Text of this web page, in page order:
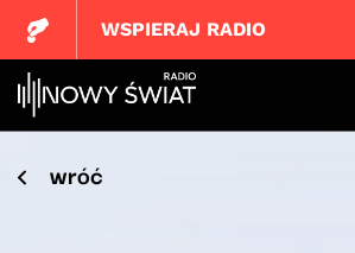
WSPIERAJ RADIO
wróć